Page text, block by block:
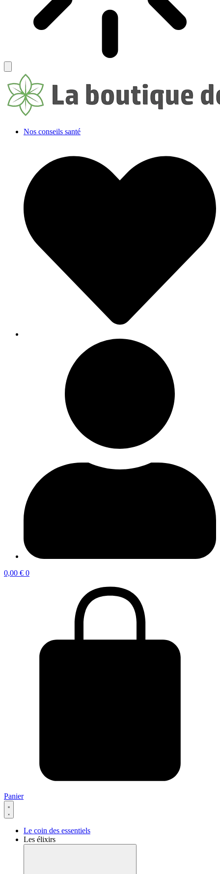
Nos conseils santé
0,00 € 0
Panier
Le coin des essentiels
Les élixirs